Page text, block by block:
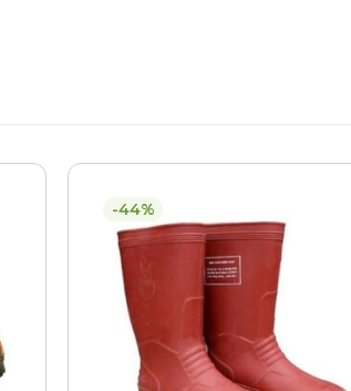
-44%